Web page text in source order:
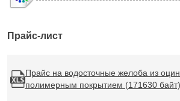
Прайс-лист
Прайс на водосточные желоба из
полимерным покрытием (171630 байт)